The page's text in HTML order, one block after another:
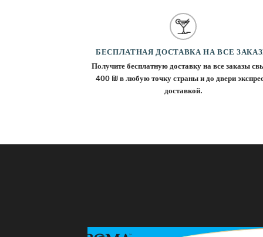
БЕСПЛАТНАЯ ДОСТАВКА НА ВСЕ
Получите бесплатную доставку на все заказы
400 ₪ в любую точку страны и до двери
доставкой.